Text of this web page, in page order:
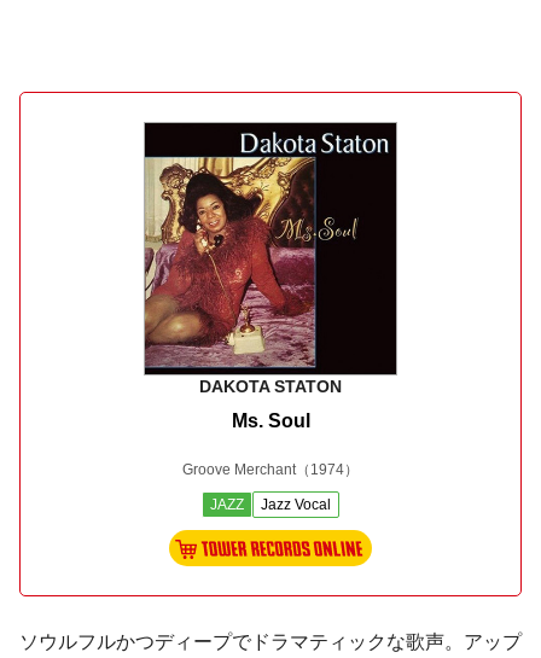
DAKOTA STATON
Ms. Soul
Groove Merchant（1974）
JAZZ Jazz Vocal
ソウルフルかつディープでドラマティックな歌声。アップ